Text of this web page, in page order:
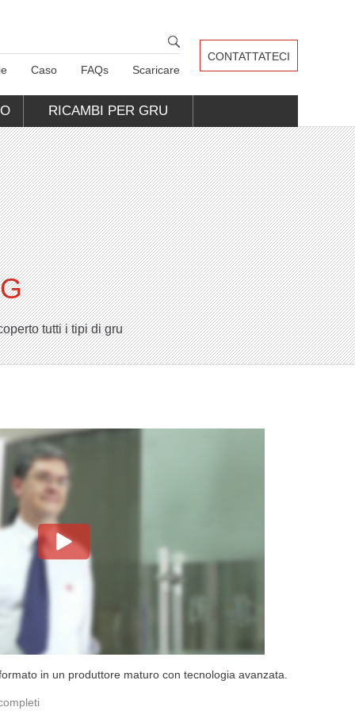
CONTATTATECI
Caso FAQs Scaricare
RICAMBI PER GRU
tutti i tipi di gru
in un produttore maturo con tecnologia avanzata.